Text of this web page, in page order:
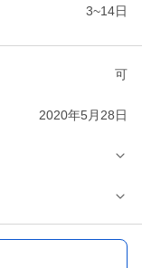
3~14日
可
2020年5月28日